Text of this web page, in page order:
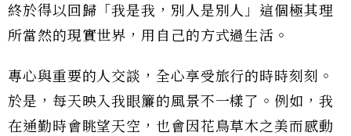
終於得以回歸「我是我，別人是別人」這個極其理
所當然的現實世界，用自己的方式過生活。
專心與重要的人交談，全心享受旅行的時時刻刻。
於是，每天映入我眼簾的風景不一樣了。例如，我
在通勤時會眺望天空，也會因花鳥草木之美而感動